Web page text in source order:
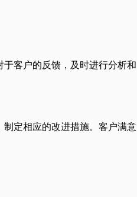
客户的反馈，及时进行分析和
定相应的改进措施。客户满意